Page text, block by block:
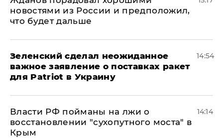
новостями из России и предположил,
что будет дальше
Зеленский сделал неожиданное
важное заявление о поставках ракет
для Patriot в Украину
14:54
Власти РФ пойманы на лжи о
восстановлении "сухопутного моста" в
Крым
14:14